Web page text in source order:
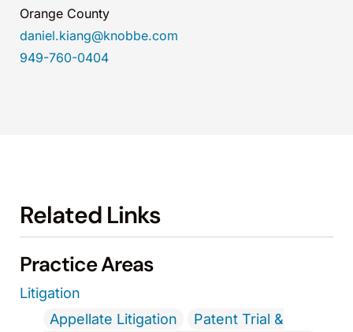
Orange County
daniel.kiang@knobbe.com
949-760-0404
Related Links
Practice Areas
Litigation
Appellate Litigation
Patent Trial &